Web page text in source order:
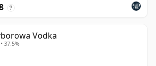
?
Vodka
37.5%